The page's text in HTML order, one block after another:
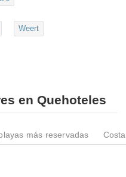
Weert
en Quehoteles
más reservadas